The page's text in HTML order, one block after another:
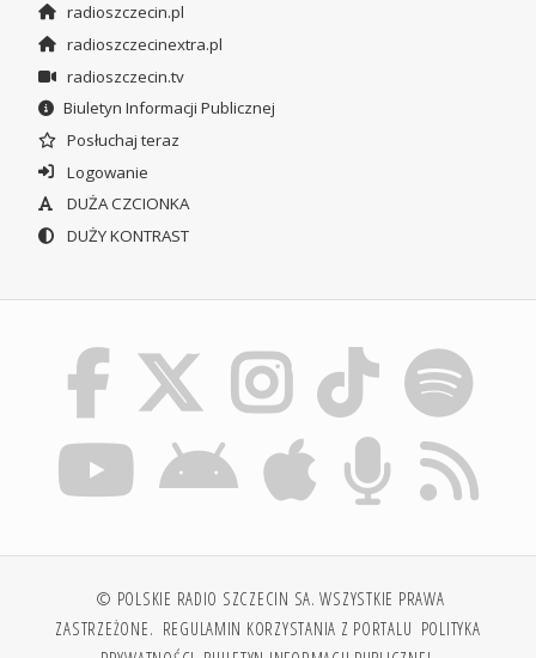
radioszczecin.pl
radioszczecinextra.pl
radioszczecin.tv
Biuletyn Informacji Publicznej
Posłuchaj teraz
Logowanie
DUŻA CZCIONKA
DUŻY KONTRAST
© POLSKIE RADIO SZCZECIN SA. WSZYSTKIE PRAWA
ZASTRZEŻONE. REGULAMIN KORZYSTANIA Z PORTALU POLITYKA